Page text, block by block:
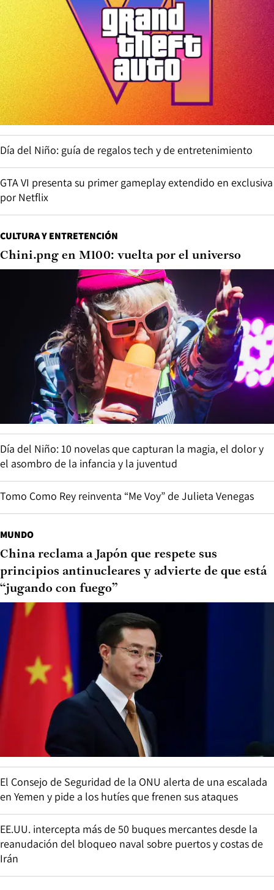
Día del Niño: guía de regalos tech y de entretenimiento
GTA VI presenta su primer gameplay extendido en exclusiva
por Netflix
CULTURA Y ENTRETENCIÓN
Chini.png en M100: vuelta por el universo
Día del Niño: 10 novelas que capturan la magia, el dolor y
el asombro de la infancia y la juventud
Tomo Como Rey reinventa “Me Voy” de Julieta Venegas
MUNDO
China reclama a Japón que respete sus
principios antinucleares y advierte de que está
“jugando con fuego”
El Consejo de Seguridad de la ONU alerta de una escalada
en Yemen y pide a los hutíes que frenen sus ataques
EE.UU. intercepta más de 50 buques mercantes desde la
reanudación del bloqueo naval sobre puertos y costas de
Irán